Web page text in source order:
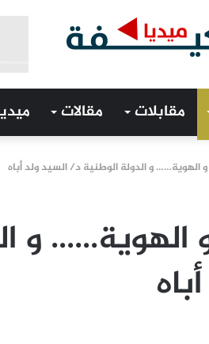
مقابلات مقالات
الهوية…… و الدولة الوطنية د/ السيد ولد أباه
الهوية…… و